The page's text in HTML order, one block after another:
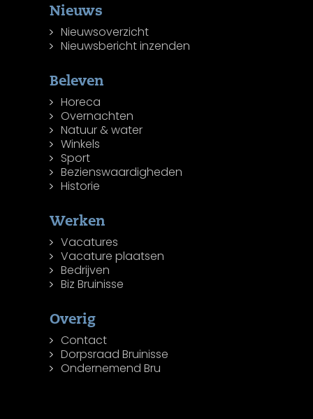
Nieuws
Nieuwsoverzicht
Nieuwsbericht inzenden
Beleven
Horeca
Overnachten
Natuur & water
Winkels
Sport
Bezienswaardigheden
Historie
Werken
Vacatures
Vacature plaatsen
Bedrijven
Biz Bruinisse
Overig
Contact
Dorpsraad Bruinisse
Ondernemend Bru